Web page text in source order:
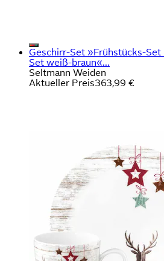
Geschirr-Set »Frühstücks-
Set weiß-braun«...
Seltmann Weiden
Aktueller Preis363,99 €